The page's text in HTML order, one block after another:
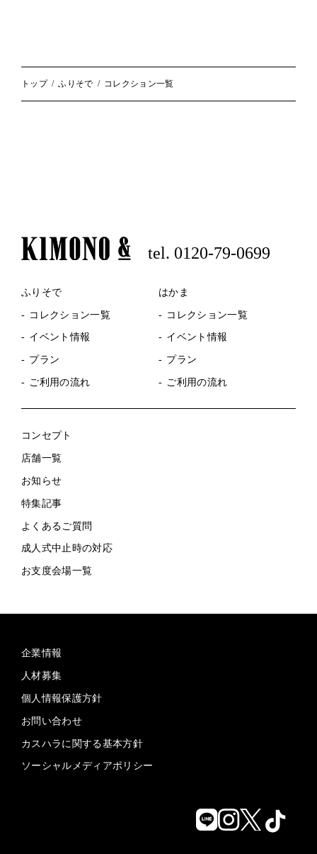
トップ ふりそで コレクション一覧
tel. 0120-79-0699
ふりそで
コレクション一覧
イベント情報
プラン
ご利用の流れ
はかま
コレクション一覧
イベント情報
プラン
ご利用の流れ
コンセプト
店舗一覧
お知らせ
特集記事
よくあるご質問
成人式中止時の対応
お支度会場一覧
企業情報
人材募集
個人情報保護方針
お問い合わせ
カスハラに関する基本方針
ソーシャルメディアポリシー